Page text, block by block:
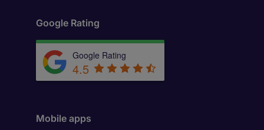
Google Rating
Google Rating
4.5
Mobile apps